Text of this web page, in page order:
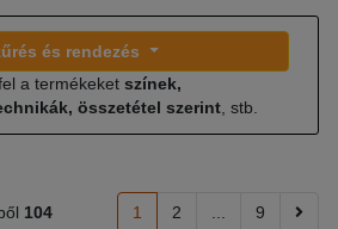
és rendezés
a termékeket színek,
összetétel szerint , stb.
104 1 2 9